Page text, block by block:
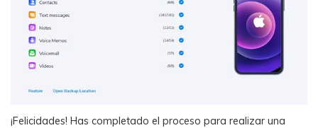
¡Felicidades! Has completado el proceso para realizar una